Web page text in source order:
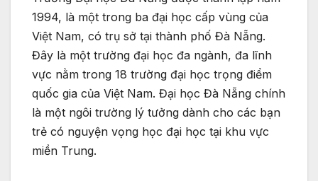
1994, là một trong ba đại học cấp vùng của
Việt Nam, có trụ sở tại thành phố Đà Nẵng.
Đây là một trường đại học đa ngành, đa lĩnh
vực nằm trong 18 trường đại học trọng điểm
quốc gia của Việt Nam. Đại học Đà Nẵng chính
là một ngôi trường lý tưởng dành cho các bạn
trẻ có nguyện vọng học đại học tại khu vực
miền Trung.